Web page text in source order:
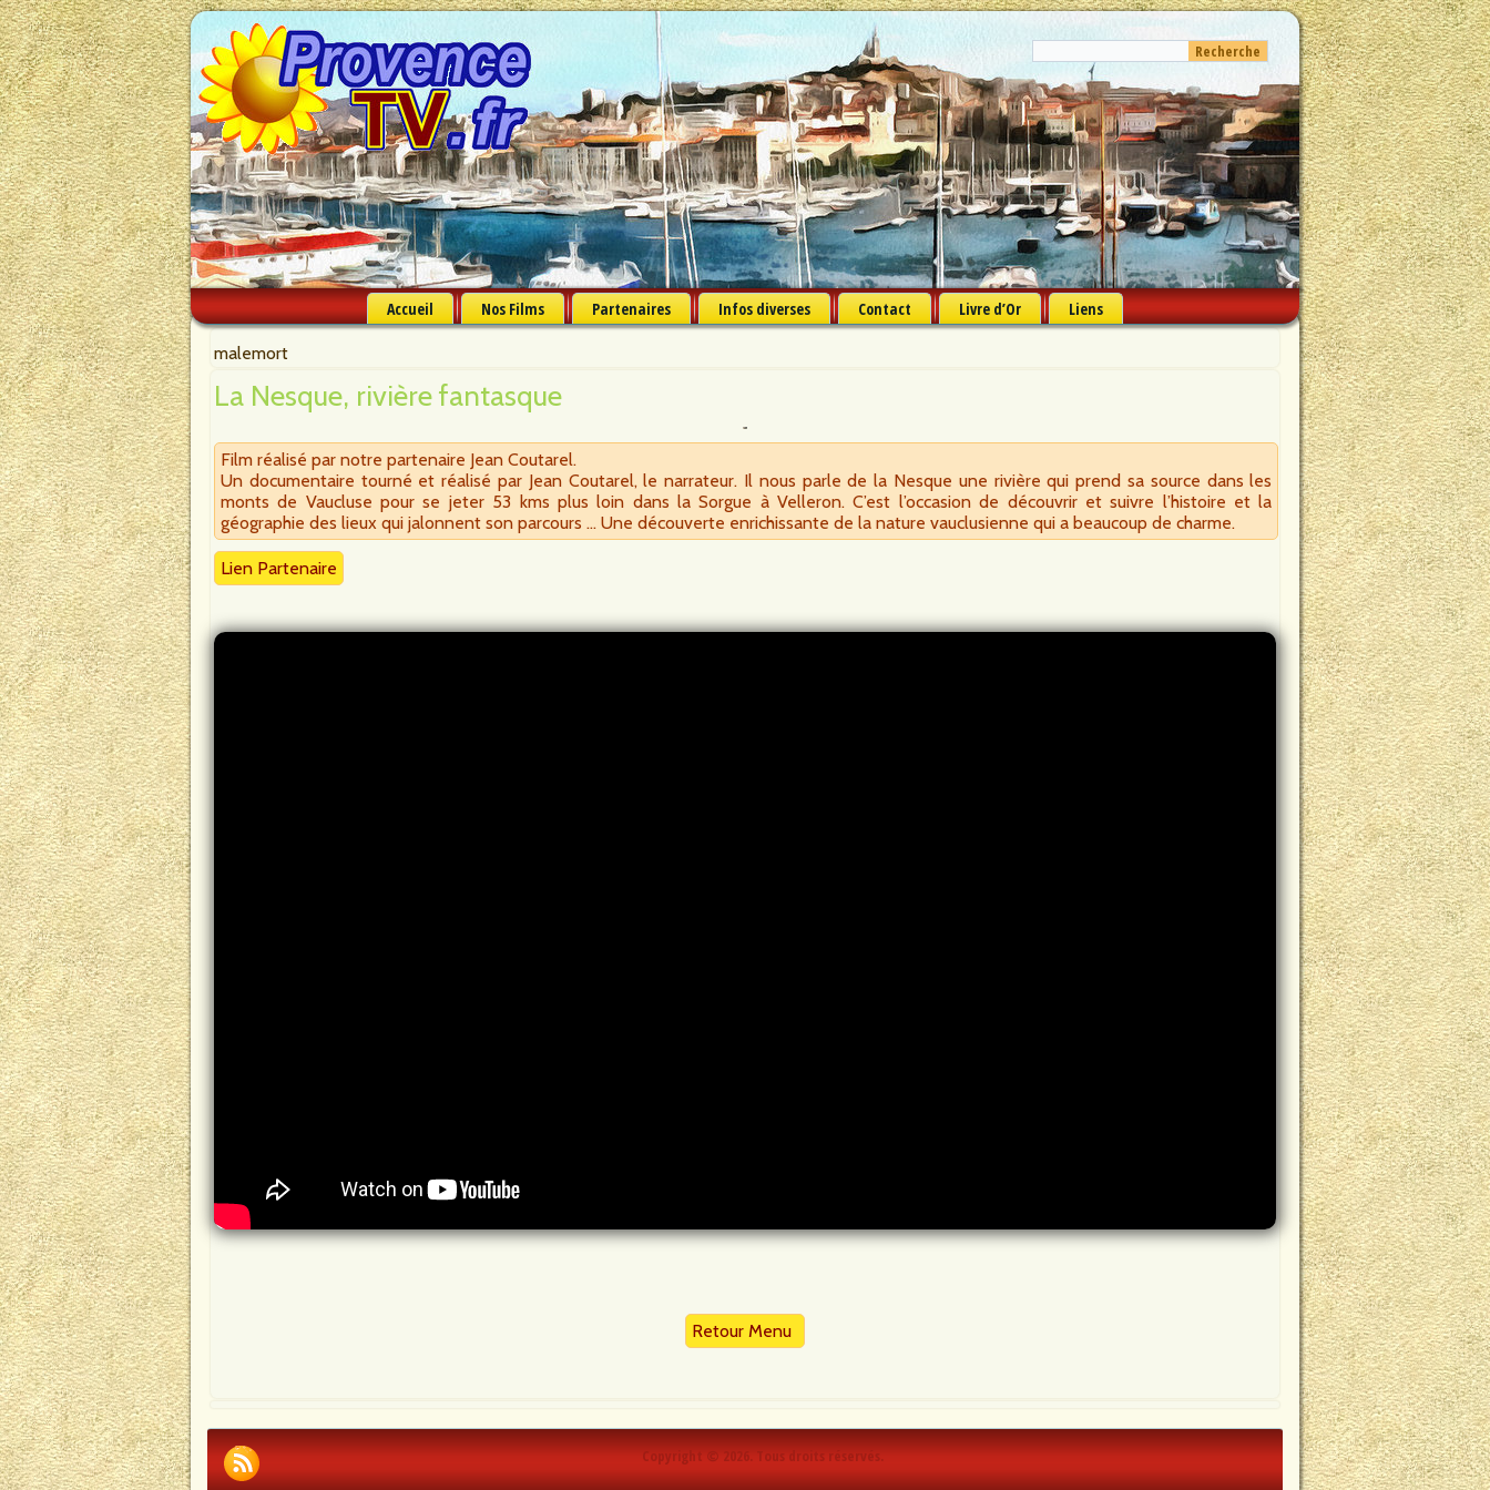
Accueil Nos Films Partenaires Infos diverses Contact Livre d’Or Liens
malemort
La Nesque, rivière fantasque
Film réalisé par notre partenaire Jean Coutarel.
Un documentaire tourné et réalisé par Jean Coutarel, le narrateur. Il nous parle de la Nesque une rivière qui prend sa source dans les
monts de Vaucluse pour se jeter 53 kms plus loin dans la Sorgue à Velleron. C’est l’occasion de découvrir et suivre l’histoire et la
géographie des lieux qui jalonnent son parcours … Une découverte enrichissante de la nature vauclusienne qui a beaucoup de charme.
Lien Partenaire
Retour Menu
Copyright © 2026. Tous droits réservés.